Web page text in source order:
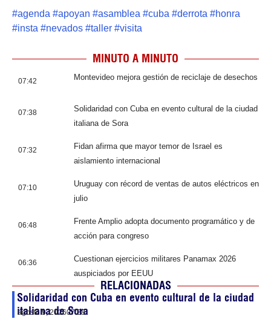
#agenda #apoyan #asamblea #cuba #derrota #honra
#insta #nevados #taller #visita
MINUTO A MINUTO
07:42 Montevideo mejora gestión de reciclaje de desechos
07:38
Solidaridad con Cuba en evento cultural de la ciudad
italiana de Sora
07:32
Fidan afirma que mayor temor de Israel es
aislamiento internacional
07:10
Uruguay con récord de ventas de autos eléctricos en
julio
06:48
Frente Amplio adopta documento programático y de
acción para congreso
06:36
Cuestionan ejercicios militares Panamax 2026
auspiciados por EEUU
RELACIONADAS
Solidaridad con Cuba en evento cultural de la ciudad
italiana de Sora
agosto 9, 202607:38